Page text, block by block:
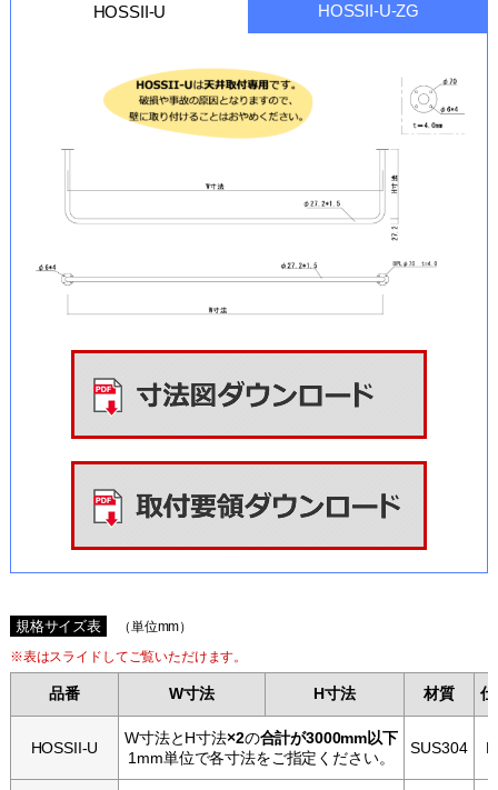
HOSSII-U HOSSII-U-ZG
規格サイズ表
（単位mm）
※表はスライドしてご覧いただけます。
品番 W寸法 H寸法 材質
HOSSII-U
W寸法とH寸法×2の合計が3000mm以下
1mm単位で各寸法をご指定ください。
SUS304